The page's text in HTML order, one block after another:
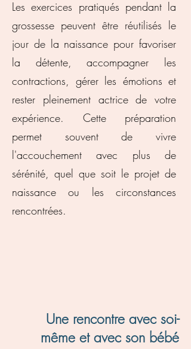
Les exercices pratiqués pendant la
grossesse peuvent être réutilisés le
jour de la naissance pour favoriser
la détente, accompagner les
contractions, gérer les émotions et
rester pleinement actrice de votre
expérience. Cette préparation
permet souvent de vivre
l'accouchement avec plus de
sérénité, quel que soit le projet de
naissance ou les circonstances
rencontrées.
Une rencontre avec soi-
même et avec son bébé